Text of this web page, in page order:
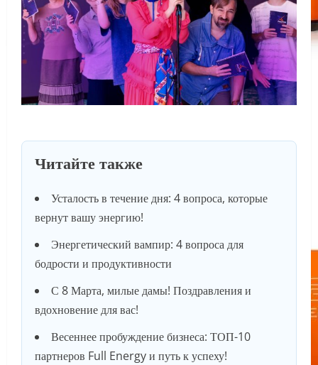
Читайте также
Усталость в течение дня: 4 вопроса, которые
вернут вашу энергию!
Энергетический вампир: 4 вопроса для
бодрости и продуктивности
С 8 Марта, милые дамы! Поздравления и
вдохновение для вас!
Весеннее пробуждение бизнеса: ТОП-10
партнеров Full Energy и путь к успеху!